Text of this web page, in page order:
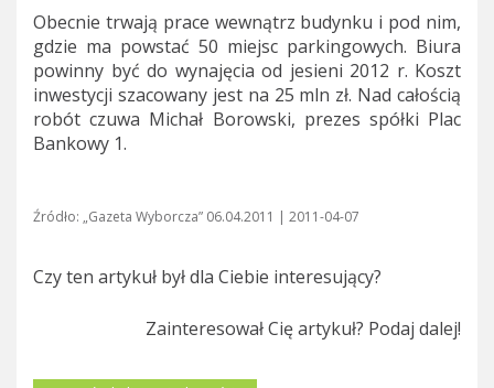
Obecnie trwają prace wewnątrz budynku i pod nim,
gdzie ma powstać 50 miejsc parkingowych. Biura
powinny być do wynajęcia od jesieni 2012 r. Koszt
inwestycji szacowany jest na 25 mln zł. Nad całością
robót czuwa Michał Borowski, prezes spółki Plac
Bankowy 1.
Źródło: „Gazeta Wyborcza” 06.04.2011 | 2011-04-07
Czy ten artykuł był dla Ciebie interesujący?
Zainteresował Cię artykuł? Podaj dalej!